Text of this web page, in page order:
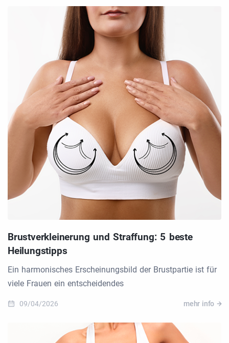
Brustverkleinerung und Straffung: 5 beste
Heilungstipps
Ein harmonisches Erscheinungsbild der Brustpartie ist für
viele Frauen ein entscheidendes
09/04/2026 mehr info